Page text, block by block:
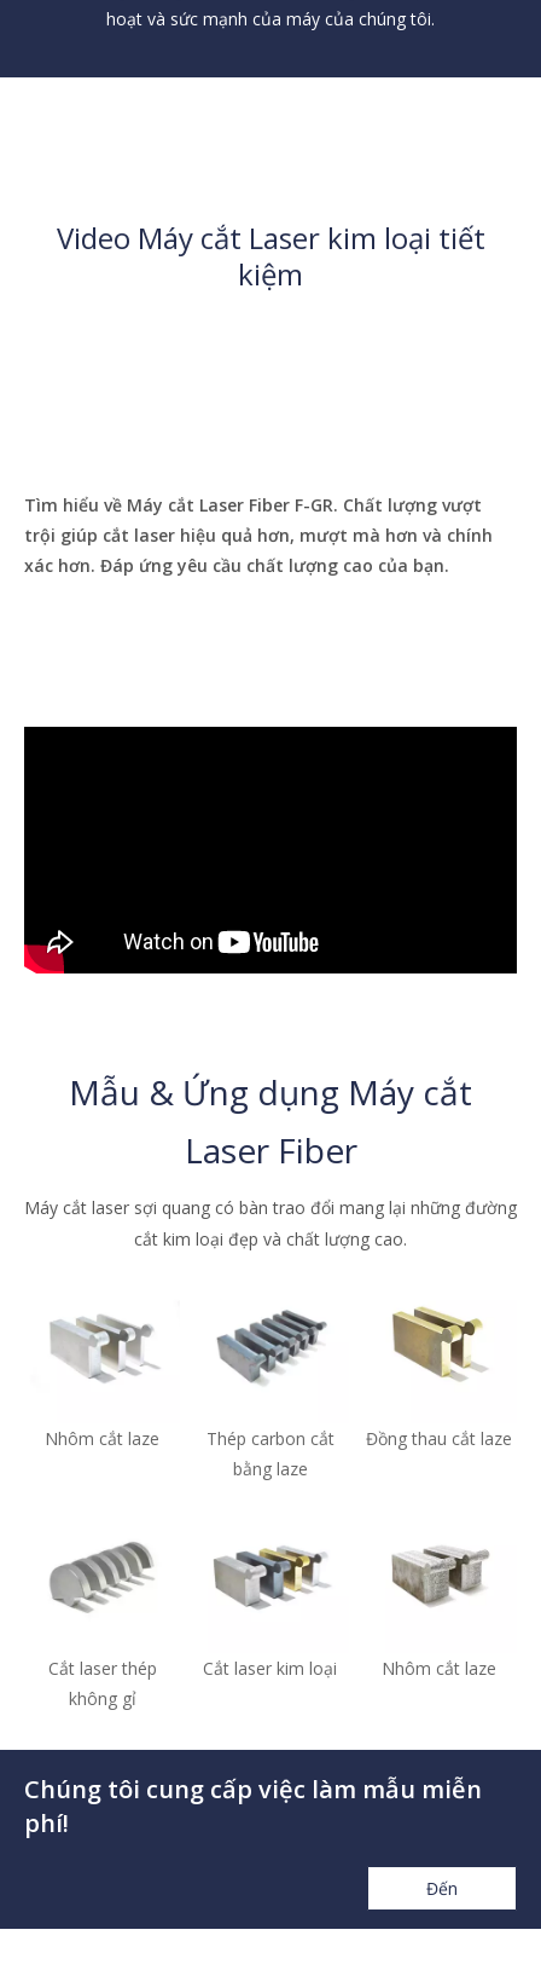
hoạt và sức mạnh của máy của chúng tôi.
Video Máy cắt Laser kim loại tiết
kiệm
Tìm hiểu về Máy cắt Laser Fiber F-GR. Chất lượng vượt
trội giúp cắt laser hiệu quả hơn, mượt mà hơn và chính
xác hơn. Đáp ứng yêu cầu chất lượng cao của bạn.
Mẫu & Ứng dụng Máy cắt
Laser Fiber
Máy cắt laser sợi quang có bàn trao đổi mang lại những đường
cắt kim loại đẹp và chất lượng cao.
Nhôm cắt laze
Thép carbon cắt
bằng laze
Đồng thau cắt laze
Cắt laser thép
không gỉ
Cắt laser kim loại Nhôm cắt laze
Chúng tôi cung cấp việc làm mẫu miễn
phí!
Đến